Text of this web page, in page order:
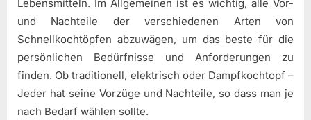
Lebensmitteln. Im Allgemeinen ist es wichtig, alle Vor-
und Nachteile der verschiedenen Arten von
Schnellkochtöpfen abzuwägen, um das beste für die
persönlichen Bedürfnisse und Anforderungen zu
finden. Ob traditionell, elektrisch oder Dampfkochtopf –
Jeder hat seine Vorzüge und Nachteile, so dass man je
nach Bedarf wählen sollte.